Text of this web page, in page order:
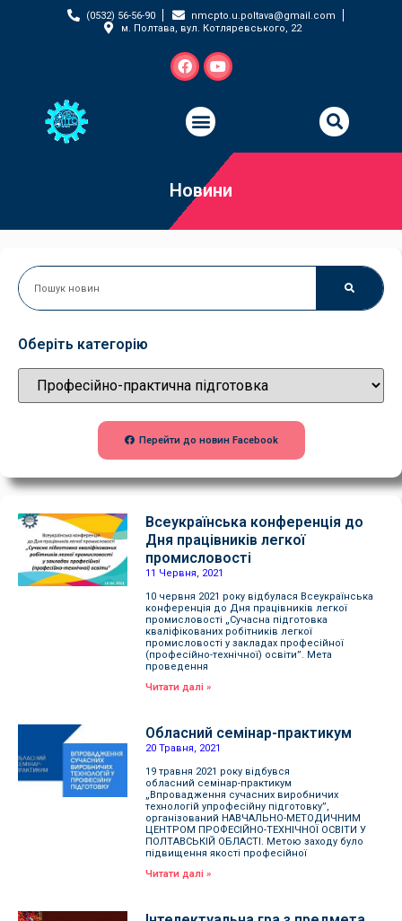
(0532) 56-56-90
nmcpto.u.poltava@gmail.com
м. Полтава, вул. Котляревського, 22
Новини
Оберіть категорію
Перейти до новин Facebook
Всеукраїнська конференція до
Дня працівників легкої
промисловості
11 Червня, 2021
10 червня 2021 року відбулася Всеукраїнська
конференція до Дня працівників легкої
промисловості „Сучасна підготовка
кваліфікованих робітників легкої
промисловості у закладах професійної
(професійно-технічної) освіти”. Мета
проведення
Читати далі »
Обласний семінар-практикум
20 Травня, 2021
19 травня 2021 року відбувся
обласний семінар-практикум
„Впровадження сучасних виробничих
технологій упрофесійну підготовку”,
організований НАВЧАЛЬНО-МЕТОДИЧНИМ
ЦЕНТРОМ ПРОФЕСІЙНО-ТЕХНІЧНОЇ ОСВІТИ У
ПОЛТАВСЬКІЙ ОБЛАСТІ. Метою заходу було
підвищення якості професійної
Читати далі »